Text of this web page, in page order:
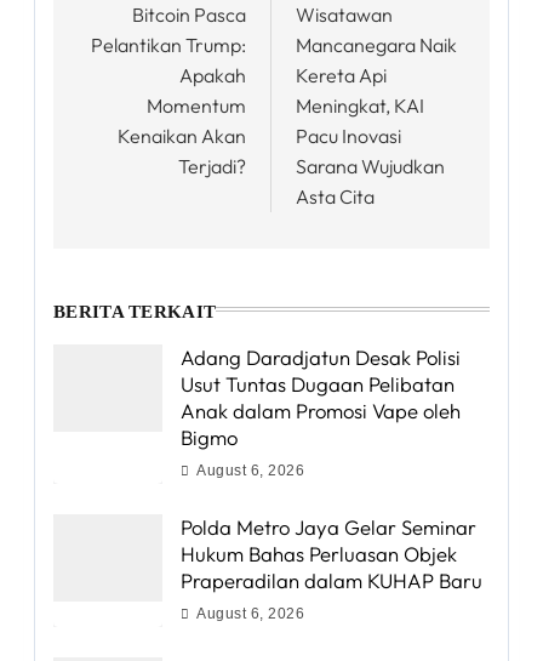
navigation
Bitcoin Pasca
Pelantikan Trump:
Apakah
Momentum
Kenaikan Akan
Terjadi?
Wisatawan
Mancanegara Naik
Kereta Api
Meningkat, KAI
Pacu Inovasi
Sarana Wujudkan
Asta Cita
BERITA TERKAIT
Adang Daradjatun Desak Polisi
Usut Tuntas Dugaan Pelibatan
Anak dalam Promosi Vape oleh
Bigmo
August 6, 2026
Polda Metro Jaya Gelar Seminar
Hukum Bahas Perluasan Objek
Praperadilan dalam KUHAP Baru
August 6, 2026